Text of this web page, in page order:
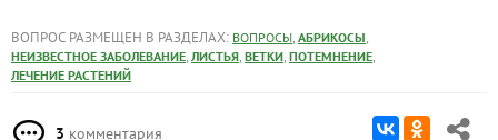
ВОПРОС РАЗМЕЩЕН В РАЗДЕЛАХ: ВОПРОСЫ, АБРИКОСЫ,
НЕИЗВЕСТНОЕ ЗАБОЛЕВАНИЕ, ЛИСТЬЯ, ВЕТКИ, ПОТЕМНЕНИЕ,
ЛЕЧЕНИЕ РАСТЕНИЙ
3 комментария